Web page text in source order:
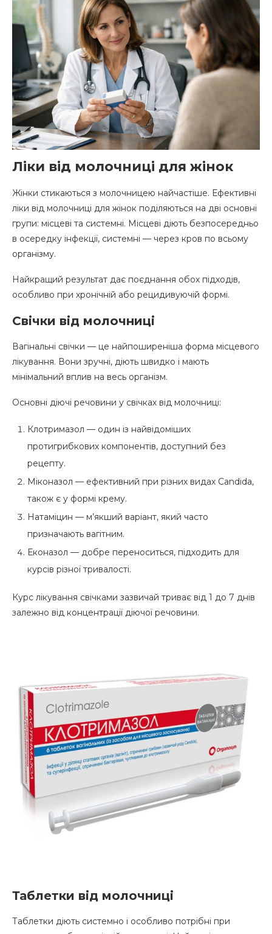
Ліки від молочниці для жінок
Жінки стикаються з молочницею найчастіше. Ефективні
ліки від молочниці для жінок поділяються на дві основні
групи: місцеві та системні. Місцеві діють безпосередньо
в осередку інфекції, системні — через кров по всьому
організму.
Найкращий результат дає поєднання обох підходів,
особливо при хронічній або рецидивуючій формі.
Свічки від молочниці
Вагінальні свічки — це найпоширеніша форма місцевого
лікування. Вони зручні, діють швидко і мають
мінімальний вплив на весь організм.
Основні діючі речовини у свічках від молочниці:
Клотримазол — один із найвідоміших
протигрибкових компонентів, доступний без
рецепту.
Міконазол — ефективний при різних видах Candida,
також є у формі крему.
Натаміцин — м’якший варіант, який часто
призначають вагітним.
Еконазол — добре переноситься, підходить для
курсів різної тривалості.
Курс лікування свічками зазвичай триває від 1 до 7 днів
залежно від концентрації діючої речовини.
Таблетки від молочниці
Таблетки діють системно і особливо потрібні при